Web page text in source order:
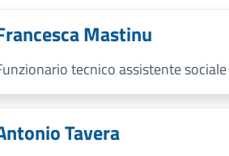
Mastinu
tecnico assistente sociale
Tavera